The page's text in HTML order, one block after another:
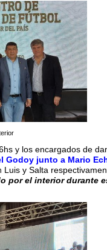
y los encargados de
Godoy junto a Mario
Luis y Salta
por el interior durante